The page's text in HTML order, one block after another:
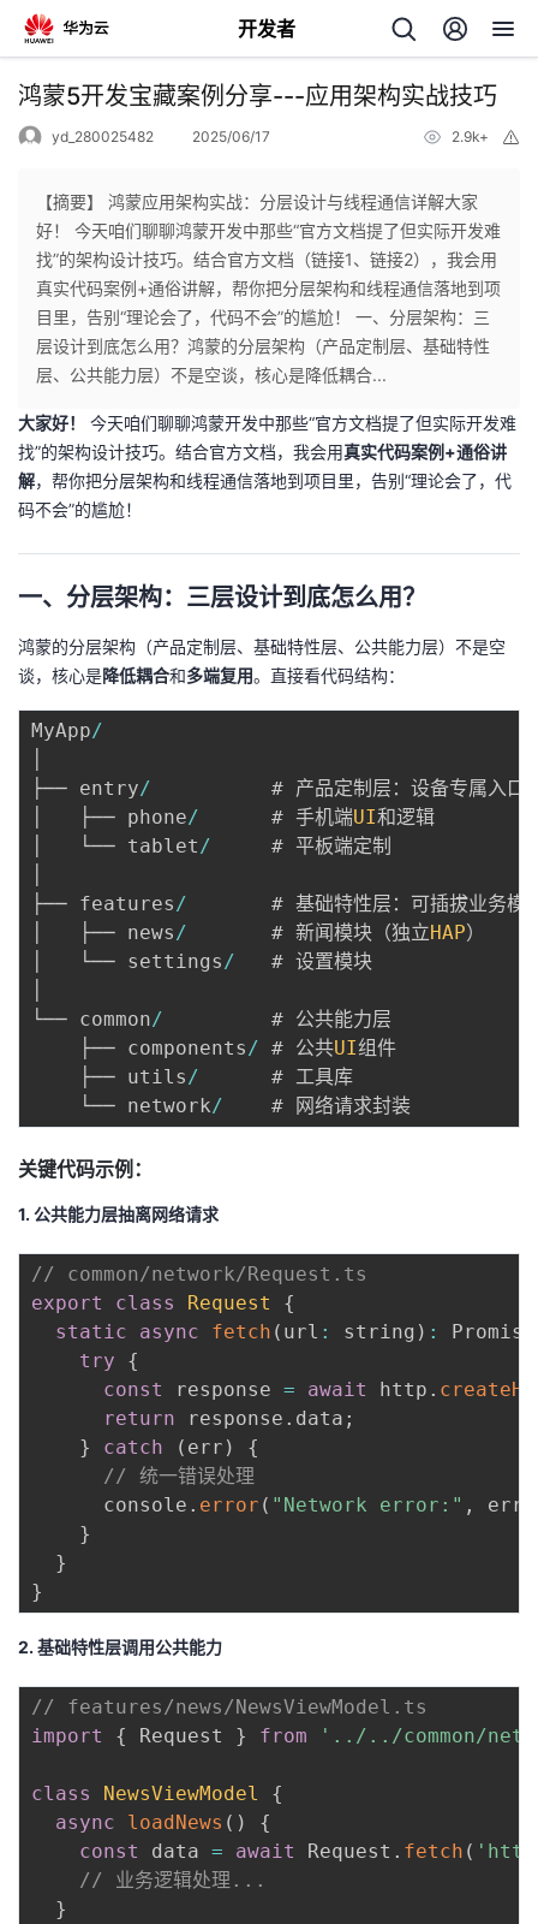
开发者
返
个
人
页
我
开
发
我
发
者
学
程
认
的
验
我
收
藏
Programs
的
支
持
我
支
声
议
鸿蒙5开发宝藏案例分享---应用架构实战技巧
yd_280025482 2025/06/17 2.9k+
【摘要】 鸿蒙应用架构实战：分层设计与线程通信详解​​大家
好！​​ 今天咱们聊聊鸿蒙开发中那些“官方文档提了但实际开发难
找”的架构设计技巧。结合官方文档（链接1、链接2），我会用​​
真实代码案例+通俗讲解​​，帮你把分层架构和线程通信落地到项
目里，告别“理论会了，代码不会”的尴尬！ 一、分层架构：三
层设计到底怎么用？鸿蒙的分层架构（产品定制层、基础特性
层、公共能力层）不是空谈，核心是​​降低耦合​​...
​大家好！​
​ 今天咱们聊聊鸿蒙开发中那些“官方文档提了但实际开发难
找”的架构设计技巧。结合官方文档，我会用​​真实代码案例+通俗讲
解​​，帮你把分层架构和线程通信落地到项目里，告别“理论会了，代
码不会”的尴尬！
一、分层架构：三层设计到底怎么用？
鸿蒙的分层架构（产品定制层、基础特性层、公共能力层）不是空
谈，核心是​​降低耦合​​和​​多端复用​​。直接看代码结构：
MyApp/
├── entry/
# 产品定制层：设备专属入
│   ├── phone/
      # 手机端
UI和逻辑
│   └── tablet/
     # 平板端定制
├── features/
# 基础特性层：可插拔业务
│   ├── news/
       # 新闻模块（独立
HAP）
│   └── settings/
   # 设置模块
└── common/
         # 公共能力层
    ├── components
/ # 公共UI组件
    ├── utils
/
      # 工具库
    └── network
/
关键代码示例：
​1. 公共能力层抽离网络请求​
// common/network/Request.ts
export
class Request
{
static
async fetch ( url : string ) : Promise
try
{
const
response = await http .
return response . data ;
}
catch ( err )
{
// 统一错误处理
      console
. error ( "Network error:" , err
}
}
}
​2. 基础特性层调用公共能力​
// features/news/NewsViewModel.ts
import
{ Request } from '../../common/
class NewsViewModel
{
async
loadNews ( )
{
const
data = await Request . fetch (
// 业务逻辑处理...
}